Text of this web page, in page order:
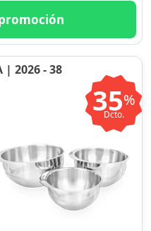
| 2026 - 38
35%
Dcto.